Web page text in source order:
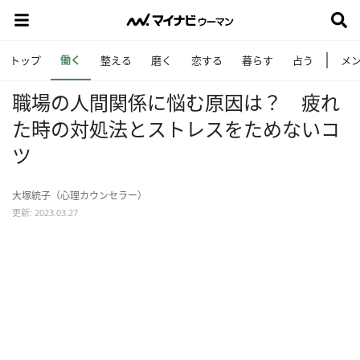
トップ 働く 整える 磨く 恋する 暮らす 占う メ
職場の人間関係に悩む原因は？ 疲れ
た時の対処法とストレスをためないコ
ツ
大塚統子（心理カウンセラー）
更新: 2023.03.27